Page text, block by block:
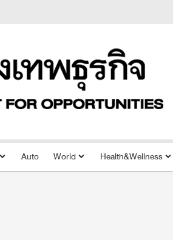
Auto World Health&Wellness